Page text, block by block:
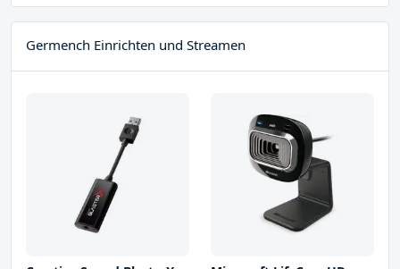
Germench Einrichten und Streamen